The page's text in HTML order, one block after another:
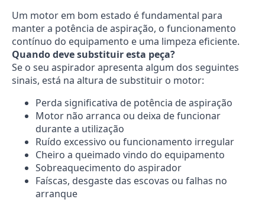
Um motor em bom estado é fundamental para
manter a potência de aspiração, o funcionamento
contínuo do equipamento e uma limpeza eficiente.
Quando deve substituir esta peça?
Se o seu aspirador apresenta algum dos seguintes
sinais, está na altura de substituir o motor:
Perda significativa de potência de aspiração
Motor não arranca ou deixa de funcionar
durante a utilização
Ruído excessivo ou funcionamento irregular
Cheiro a queimado vindo do equipamento
Sobreaquecimento do aspirador
Faíscas, desgaste das escovas ou falhas no
arranque